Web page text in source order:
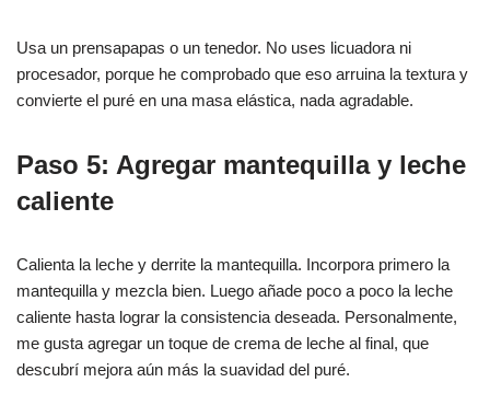
Usa un prensapapas o un tenedor. No uses licuadora ni
procesador, porque he comprobado que eso arruina la textura y
convierte el puré en una masa elástica, nada agradable.
Paso 5: Agregar mantequilla y leche
caliente
Calienta la leche y derrite la mantequilla. Incorpora primero la
mantequilla y mezcla bien. Luego añade poco a poco la leche
caliente hasta lograr la consistencia deseada. Personalmente,
me gusta agregar un toque de crema de leche al final, que
descubrí mejora aún más la suavidad del puré.